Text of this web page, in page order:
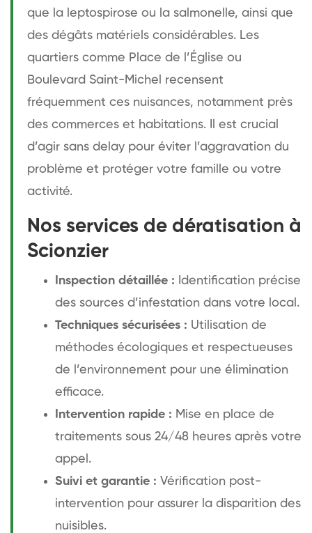
que la leptospirose ou la salmonelle, ainsi que
des dégâts matériels considérables. Les
quartiers comme Place de l’Église ou
Boulevard Saint-Michel recensent
fréquemment ces nuisances, notamment près
des commerces et habitations. Il est crucial
d’agir sans delay pour éviter l’aggravation du
problème et protéger votre famille ou votre
activité.
Nos services de dératisation à
Scionzier
Inspection détaillée : Identification précise
des sources d’infestation dans votre local.
Techniques sécurisées : Utilisation de
méthodes écologiques et respectueuses
de l’environnement pour une élimination
efficace.
Intervention rapide : Mise en place de
traitements sous 24/48 heures après votre
appel.
Suivi et garantie : Vérification post-
intervention pour assurer la disparition des
nuisibles.